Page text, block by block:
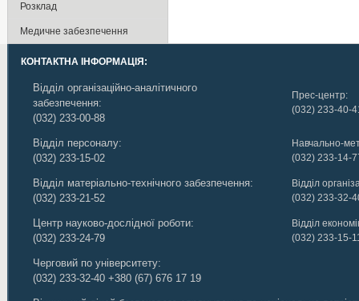
Розклад
Медичне забезпечення
КОНТАКТНА ІНФОРМАЦІЯ:
Відділ організаційно-аналітичного
забезпечення:
(032) 233-00-88
Прес-центр:
(032) 233-40-
Відділ персоналу:
(032) 233-15-02
Навчально-
(032) 233-14-
Відділ матеріально-технічного забезпечення:
(032) 233-21-52
Відділ
(032) 233-32-
Центр науково-дослідної роботи:
(032) 233-24-79
Відділ
(032) 233-15-
Черговий по університету:
(032) 233-32-40 +380 (67) 676 17 19